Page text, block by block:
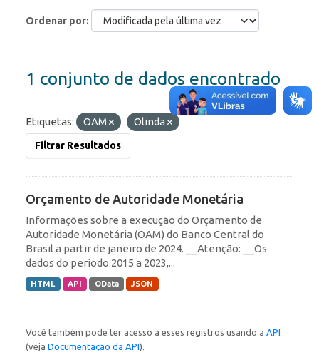
Ordenar por
1 conjunto de dados encontrado
Etiquetas: OAM Olinda
Filtrar Resultados
Orçamento de Autoridade Monetária
Informações sobre a execução do Orçamento de
Autoridade Monetária (OAM) do Banco Central do
Brasil a partir de janeiro de 2024. __Atenção: __Os
dados do período 2015 a 2023,...
HTML API OData JSON
Você também pode ter acesso a esses registros usando a API
(veja Documentação da API).